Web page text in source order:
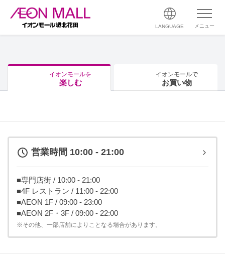
LANGUAGE メニュー
イオンモールを
楽しむ
イオンモールで
お買い物
営業時間 10:00 - 21:00
■専門店街 / 10:00 - 21:00
■4F レストラン / 11:00 - 22:00
■AEON 1F / 09:00 - 23:00
■AEON 2F・3F / 09:00 - 22:00
※その他、一部店舗によりことなる場合があります。